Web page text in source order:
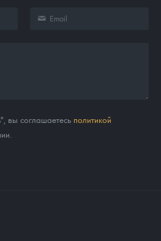
вы соглашаетесь политикой